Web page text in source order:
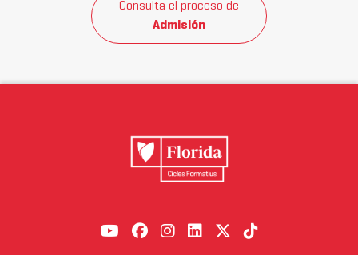
Consulta el proceso de
Admisión